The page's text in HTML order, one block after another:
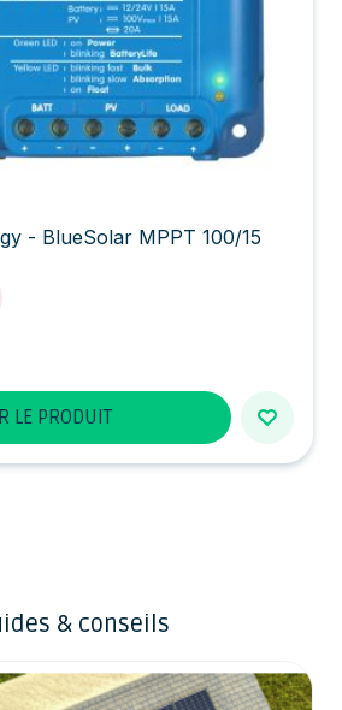
- BlueSolar MPPT 100/15
LE PRODUIT
& conseils